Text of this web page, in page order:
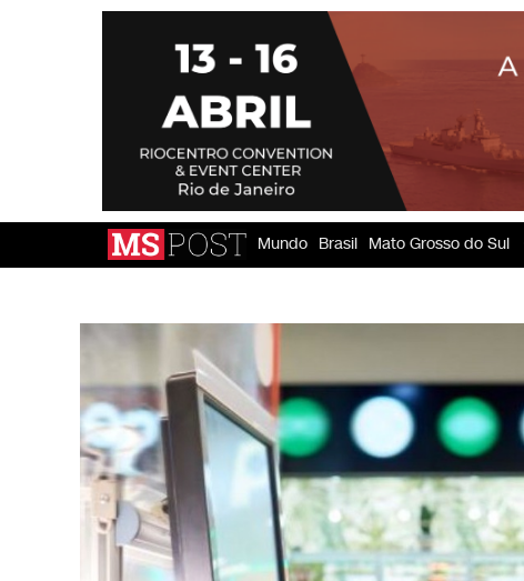
Mundo Brasil Mato Grosso do Sul